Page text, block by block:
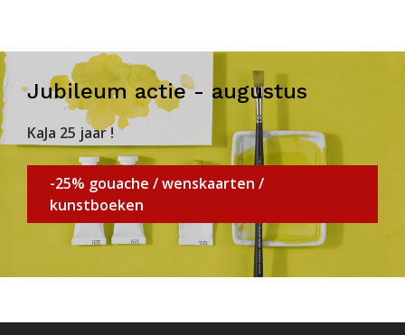
Jubileum actie - augustus
KaJa 25 jaar !
-25% gouache / wenskaarten /
kunstboeken